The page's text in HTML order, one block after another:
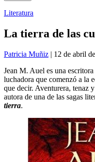
Literatura
La tierra de las
Patricia Muñiz | 12 de abril
Jean M. Auel es una
luchadora que comenzó a la
que decir. Aventurera, tenaz
autora de una de las sagas
tierra.